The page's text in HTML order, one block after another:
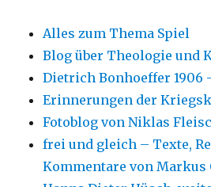
Alles zum Thema Spiel
Blog über Theologie und
Dietrich Bonhoeffer 1906
Erinnerungen der
Fotoblog von Niklas
frei und gleich – Texte,
Kommentare von